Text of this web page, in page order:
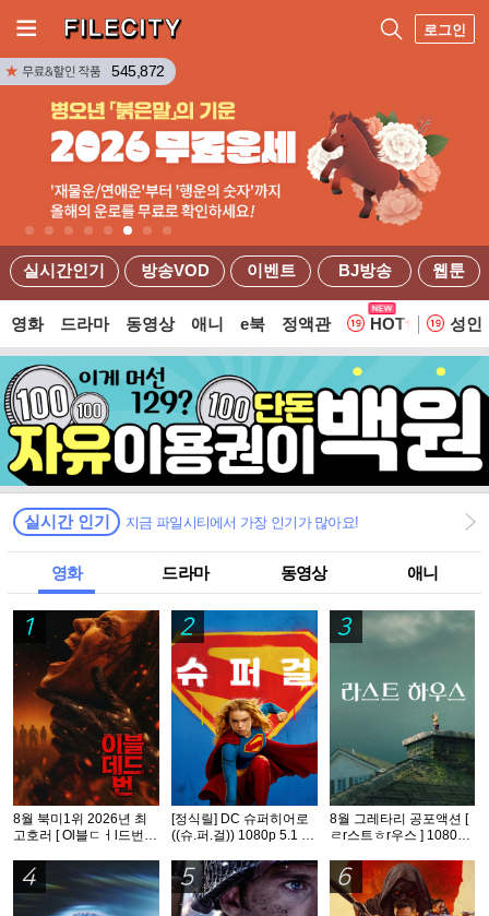
로그인
실시간인기 방송VOD 이벤트 BJ방송 웹툰
545,872
영화 드라마 동영상 애니 e북 정액관 HOT 웹
성인
실시간 인기 지금 파일시티에서 가장 인기가 많아요!
영화 드라마 동영상 애니
1
8월 북미1위 2026년 최
고호러 [ Ol블ㄷㅓl드번 ]
2
[정식릴] DC 슈퍼히어로
((슈.퍼.걸)) 1080p 5.1 공
3
8월 그레타리 공포액션 [
ㄹr스트ㅎr우스 ] 1080p
4 5 6